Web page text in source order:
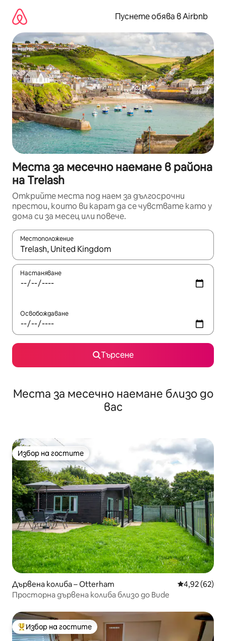
съдържанието
Пуснете обява в Airbnb
Места за месечно наемане в района
на Trelash
Открийте места под наем за дългосрочни
престои, които ви карат да се чувствате като у
дома си за месец или повече.
Местоположение
Когато резултатите се покажат, използвайте
Настаняване
Освобождаване
Търсене
Места за месечно наемане близо до
вас
Избор на гостите
Избор на гостите
Дървена колиба – Otterham Средна
4,92 (62)
Просторна дървена колиба близо до Bude
Най-популярен избор на гостите
Избор на гостите